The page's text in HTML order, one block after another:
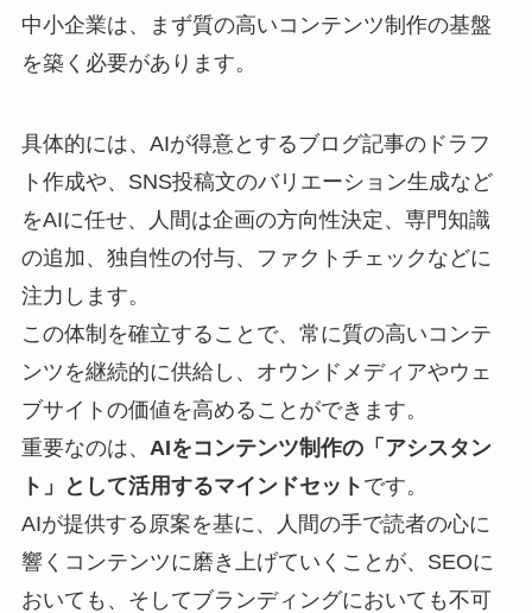
中小企業は、まず質の高いコンテンツ制作の基盤
を築く必要があります。
具体的には、AIが得意とするブログ記事のドラフ
ト作成や、SNS投稿文のバリエーション生成など
をAIに任せ、人間は企画の方向性決定、専門知識
の追加、独自性の付与、ファクトチェックなどに
注力します。
この体制を確立することで、常に質の高いコンテ
ンツを継続的に供給し、オウンドメディアやウェ
ブサイトの価値を高めることができます。
重要なのは、 AIをコンテンツ制作の「アシスタン
ト」として活用するマインドセット です。
AIが提供する原案を基に、人間の手で読者の心に
響くコンテンツに磨き上げていくことが、SEOに
おいても、そしてブランディングにおいても不可